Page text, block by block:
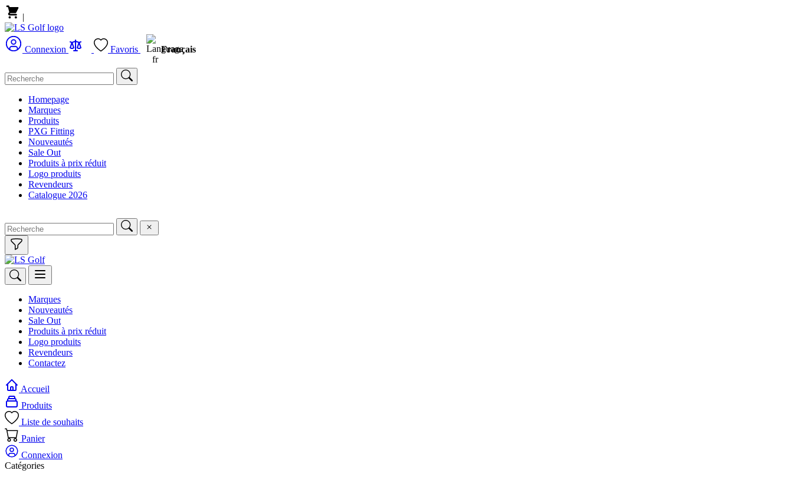
|
Connexion Favoris Français
Homepage
Marques
Produits
PXG Fitting
Nouveautés
Sale Out
Produits à prix réduit
Logo produits
Revendeurs
Catalogue 2026
Marques
Nouveautés
Sale Out
Produits à prix réduit
Logo produits
Revendeurs
Contactez
Accueil
Produits
Liste de souhaits
Panier
Connexion
Catégories